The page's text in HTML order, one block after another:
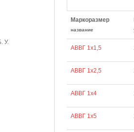
У.
Маркоразмер
название
АВВГ 1х1,5
АВВГ 1х2,5
АВВГ 1х4
АВВГ 1х5